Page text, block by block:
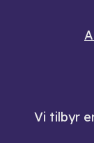
Vi tilbyr